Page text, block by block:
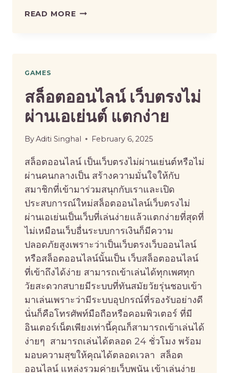
READ MOREWHO
HE
BECAME
PSG’S
KEY
GAMES
สล็อตออนไลน์ เว็บตรงไม่
ผ่านเอเย่นต์ แตกง่าย
ByAditi Singhal February 6, 2025
สล็อตออนไลน์ เป็นเว็บตรงไม่ผ่านเย่นต์หรือไม่
ผ่านคนกลางเป็น สร้างความมั่นใจให้กับ
สมาชิกที่เข้ามาร่วมสนุกกับเราและเปิด
ประสบการณ์ใหม่สล็อตออนไลน์เว็บตรงไม่
ผ่านเอเย่นเป็นเว็บที่เล่นง่ายแล้วแตกง่ายที่สุดที่
ไม่เหมือนเว็บอื่นระบบการเงินก็มีความ
ปลอดภัยสูงเพราะว่าเป็นเว็บตรงเว็บออนไลน์
หรือสล็อตออนไลน์นั้นเป็น เว็บสล็อตออนไลน์
ที่เข้าถึงได้ง่าย สามารถเข้าเล่นได้ทุกเพศทุก
วัยสะดวกสบายมีระบบที่ทันสมัยวัยรุ่นชอบเข้า
มาเล่นเพราะว่ามีระบบอุปกรณ์ที่รองรับอย่างดี
นั่นก็คือโทรศัพท์มือถือหรือคอมพิวเตอร์ ที่มี
อินเตอร์เน็ตเพียงเท่านี้คุณก็สามารถเข้าเล่นได้
ง่ายๆ สามารถเล่นได้ตลอด 24 ชั่วโมง พร้อม
มอบความสุขให้คุณได้ตลอดเวลา สล็อต
ออนไลน์ แหล่งรวมค่ายเว็บพนัน เข้าเล่นง่าย